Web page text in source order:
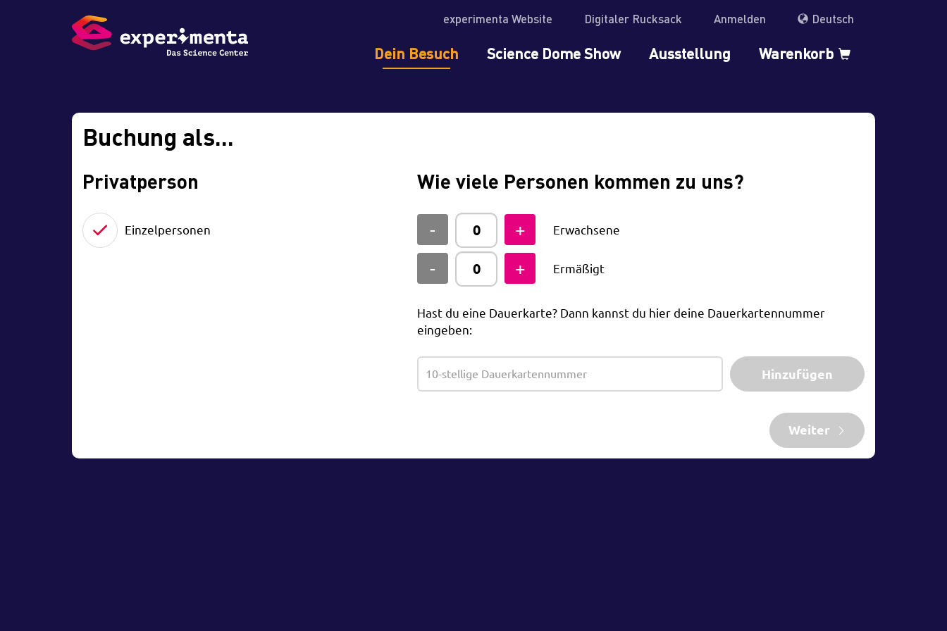
experimenta Website Digitaler Rucksack Anmelden Deutsch
Dein Besuch Science Dome Show Ausstellung Warenkorb
Buchung als...
Privatperson
Einzelpersonen
Wie viele Personen kommen zu uns?
Erwachsene
Ermäßigt
Hast du eine Dauerkarte? Dann kannst du hier deine Dauerkartennummer
eingeben:
Hinzufügen
Weiter